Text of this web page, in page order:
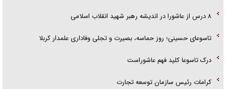
۸ درس از عاشورا در اندیشه رهبر شهید انقلاب اسلامی
تاسوعای حسینی؛ روز حماسه، بصیرت و تجلی وفاداری علمدار کربلا
درک تاسوعا کلید فهم عاشوراست
کرامات رئیس سازمان توسعه تجارت